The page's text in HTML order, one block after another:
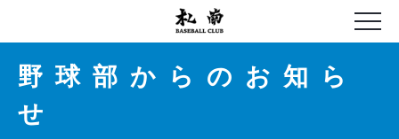
野球部からのお知ら
せ